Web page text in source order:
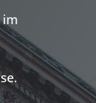
im